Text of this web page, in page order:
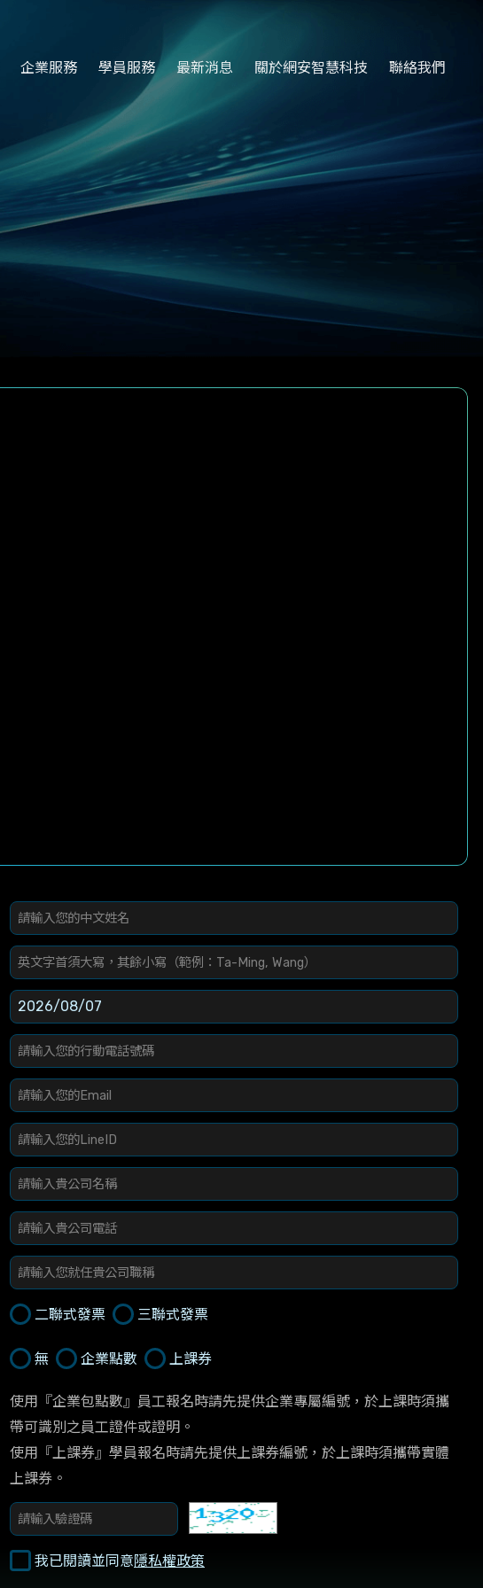
企業服務 學員服務 最新消息 關於網安智慧科技 聯絡我們
二聯式發票 三聯式發票
無 企業點數 上課券
使用『企業包點數』員工報名時請先提供企業專屬編號，於上課時須攜
帶可識別之員工證件或證明。
使用『上課券』學員報名時請先提供上課券編號，於上課時須攜帶實體
上課券。
我已閱讀並同意隱私權政策